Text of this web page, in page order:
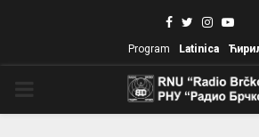
Facebook
Twitter
Program Latinica